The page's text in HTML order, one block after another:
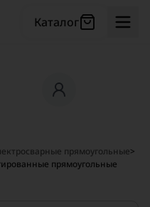
Каталог
прямоугольные>
прямоугольные